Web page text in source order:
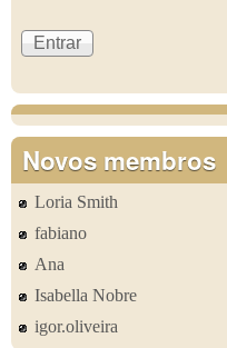
Novos membros
Loria Smith
fabiano
Ana
Isabella Nobre
igor.oliveira